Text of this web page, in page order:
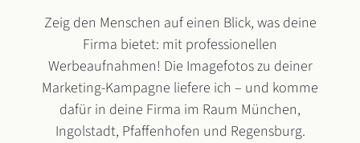
Zeig den Menschen auf einen Blick, was deine
Firma bietet: mit professionellen
Werbeaufnahmen! Die Imagefotos zu deiner
Marketing-Kampagne liefere ich – und komme
dafür in deine Firma im Raum München,
Ingolstadt, Pfaffenhofen und Regensburg.